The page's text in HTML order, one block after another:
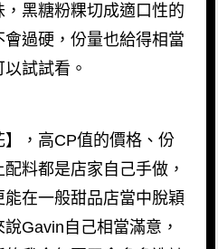
黑糖粉粿切成適口性的
過硬，份量也給得相當
試試看。
，高CP值的價格、份
料都是店家自己手做，
在一般甜品店當中脫穎
Gavin自己相當滿意，